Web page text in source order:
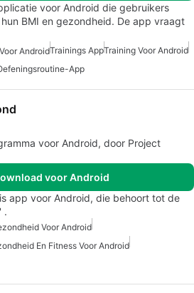
voor Android die gebruikers
BMI en gezondheid. De app vraagt
AndroidTrainings AppTraining Voor Android
App
voor Android, door Project
voor Android
app voor Android, die behoort tot de
.
Voor Android
En Fitness Voor Android